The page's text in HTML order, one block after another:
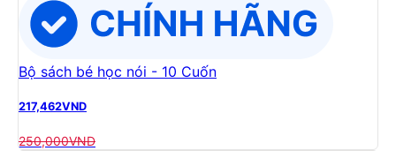
Bộ sách bé học nói - 10 Cuốn
217,462VND
250,000VND